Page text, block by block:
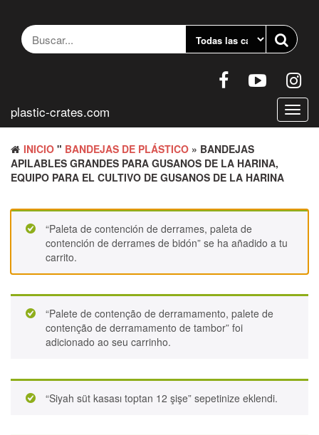
contenido
plastic-crates.com
INICIO " BANDEJAS DE PLÁSTICO » BANDEJAS
APILABLES GRANDES PARA GUSANOS DE LA HARINA,
EQUIPO PARA EL CULTIVO DE GUSANOS DE LA HARINA
“Paleta de contención de derrames, paleta de
contención de derrames de bidón” se ha añadido a tu
carrito.
“Palete de contenção de derramamento, palete de
contenção de derramamento de tambor” foi
adicionado ao seu carrinho.
“Siyah süt kasası toptan 12 şişe” sepetinize eklendi.